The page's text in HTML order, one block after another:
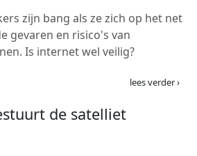
zijn bang als ze zich op het net
gevaren en risico's van
Is internet wel veilig?
lees verder ›
de satelliet